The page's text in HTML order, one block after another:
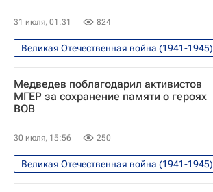
31 июля, 01:31 824
Великая Отечественная война (1941-1945)
Белоруссия
Германия
Брестская область
Медведев поблагодарил активистов
МГЕР за сохранение памяти о героях
ВОВ
30 июля, 15:56 250
Великая Отечественная война (1941-1945)
Общество
Россия